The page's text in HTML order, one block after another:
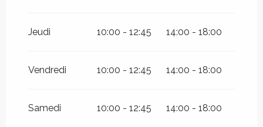
Jeudi 10:00 - 12:45 14:00 - 18:00
Vendredi 10:00 - 12:45 14:00 - 18:00
Samedi 10:00 - 12:45 14:00 - 18:00